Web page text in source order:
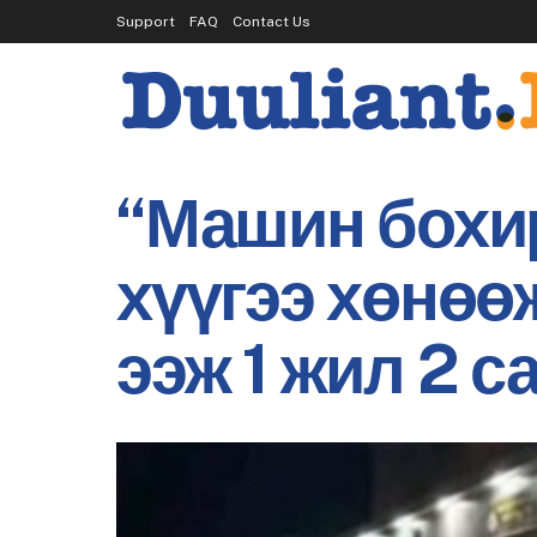
Support FAQ Contact Us
“Машин
хүүгээ
ээж 1 жил 2